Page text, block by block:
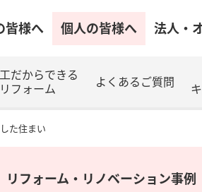
皆様へ 個人の皆様へ 法人・
だからできる
リフォーム
よくあるご質問
た住まい
リフォーム・リノベーション事例